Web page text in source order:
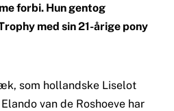
forbi. Hun gentog
med sin 21-årige pony
som hollandske Liselot
van de Roshoeve har